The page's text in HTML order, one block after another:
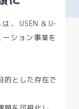
、USEN＆U-
ション事業を
的とした存在で